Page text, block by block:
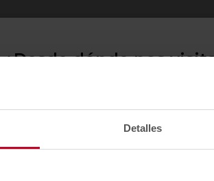
Detalles
¿Desde dónde nos
Selecciona localización